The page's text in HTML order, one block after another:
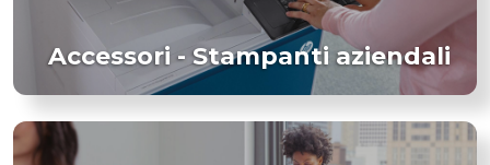
Accessori - Stampanti aziendali